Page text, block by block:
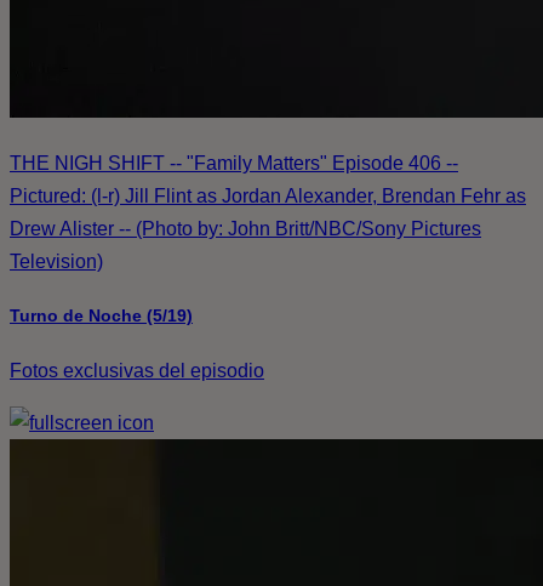
THE NIGH SHIFT -- "Family Matters" Episode 406 --
Pictured: (l-r) Jill Flint as Jordan Alexander, Brendan Fehr as
Drew Alister -- (Photo by: John Britt/NBC/Sony Pictures
Television)
Turno de Noche (5/19)
Fotos exclusivas del episodio